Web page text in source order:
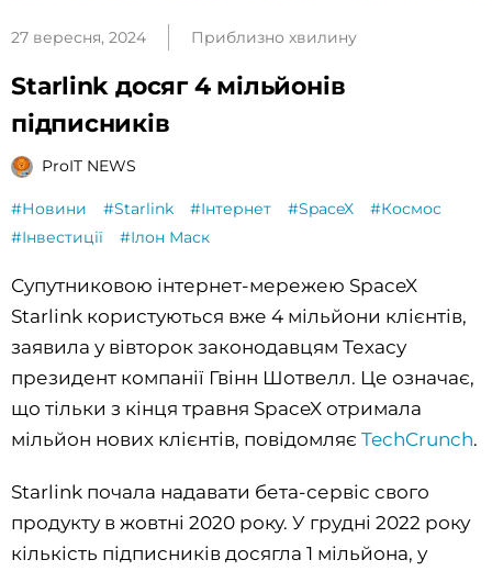
27 вересня, 2024 Приблизно хвилину
Starlink досяг 4 мільйонів
підписників
ProIT NEWS
#Новини #Starlink #Інтернет #SpaceX
#Космос
#Інвестиції
#Ілон Маск
Супутниковою інтернет-мережею SpaceX
Starlink користуються вже 4 мільйони клієнтів,
заявила у вівторок законодавцям Техасу
президент компанії Гвінн Шотвелл. Це означає,
що тільки з кінця травня SpaceX отримала
мільйон нових клієнтів, повідомляє TechCrunch.
Starlink почала надавати бета-сервіс свого
продукту в жовтні 2020 року. У грудні 2022 року
кількість підписників досягла 1 мільйона, у